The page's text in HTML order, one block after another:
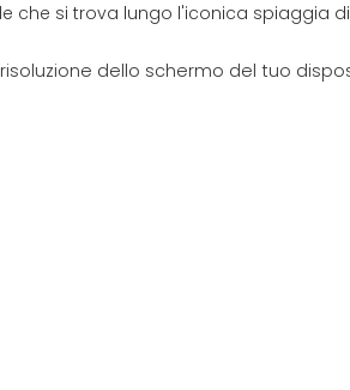
che si trova lungo l'iconica spiaggia
dello schermo del tuo